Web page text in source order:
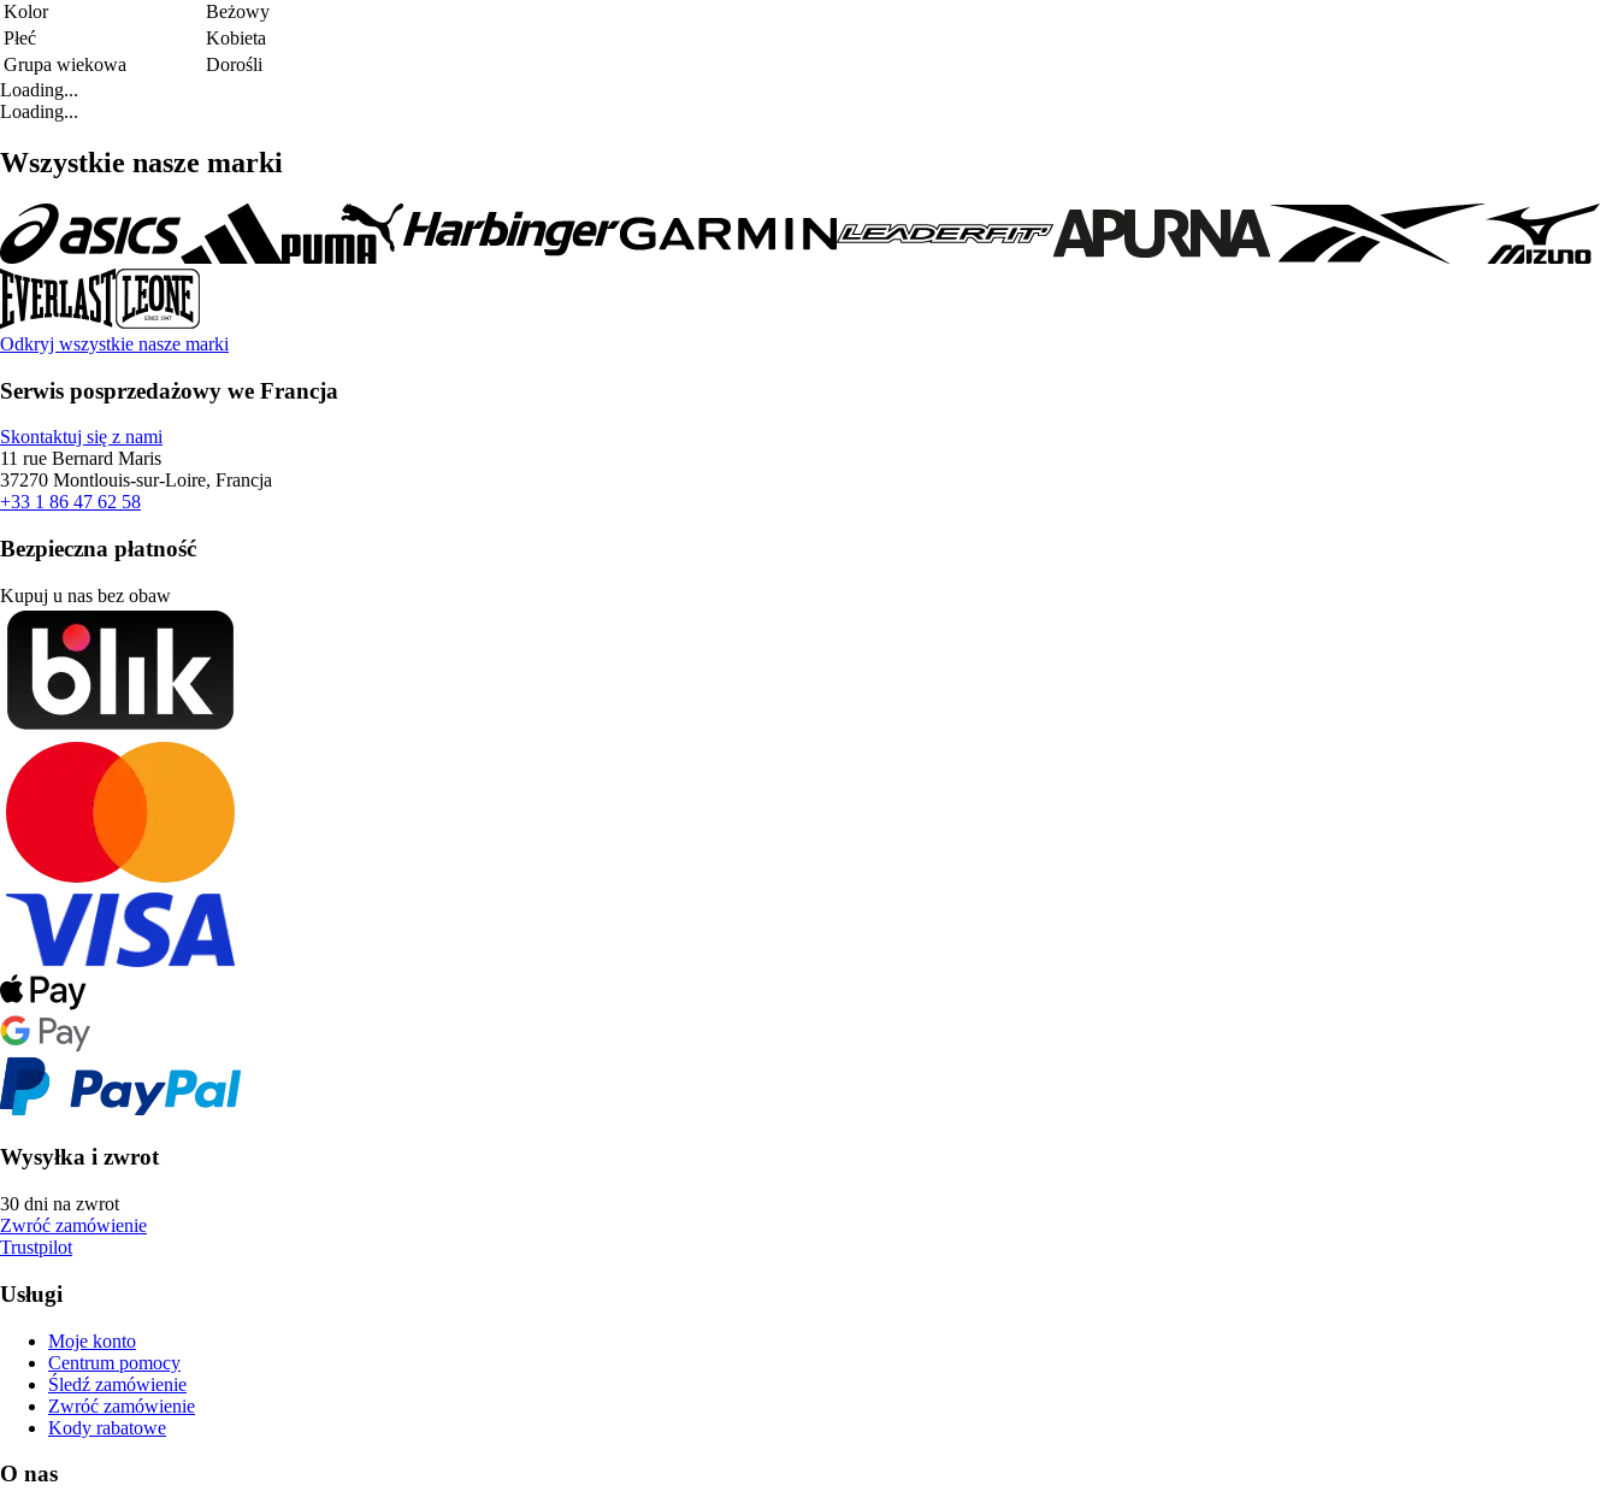
Kolor
Beżowy
Płeć
Kobieta
Grupa wiekowa
Dorośli
Loading...
Loading...
Wszystkie nasze marki
Odkryj wszystkie nasze marki
Serwis posprzedażowy we Francja
Skontaktuj się z nami
11 rue Bernard Maris
37270 Montlouis-sur-Loire, Francja
+33 1 86 47 62 58
Bezpieczna płatność
Kupuj u nas bez obaw
Wysyłka i zwrot
30 dni na zwrot
Zwróć zamówienie
Trustpilot
Usługi
Moje konto
Centrum pomocy
Śledź zamówienie
Zwróć zamówienie
Kody rabatowe
O nas